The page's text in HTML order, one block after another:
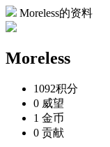
Moreless的资料
Moreless
1092积分
0 威望
1 金币
0 贡献